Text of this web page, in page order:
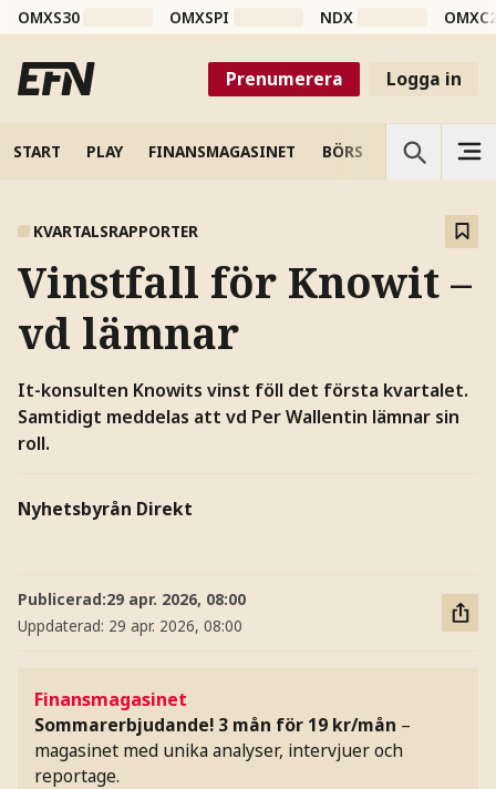
OMXS30 OMXSPI NDX
Prenumerera Logga in
START PLAY FINANSMAGASINET BÖRS VETENSKAP
KVARTALSRAPPORTER
Vinstfall för Knowit –
vd lämnar
It-konsulten Knowits vinst föll det första kvartalet.
Samtidigt meddelas att vd Per Wallentin lämnar sin
roll.
Nyhetsbyrån Direkt
Publicerad:29 apr. 2026, 08:00
Uppdaterad: 29 apr. 2026, 08:00
Finansmagasinet
Sommarerbjudande! 3 mån för 19 kr/mån –
magasinet med unika analyser, intervjuer och
reportage.